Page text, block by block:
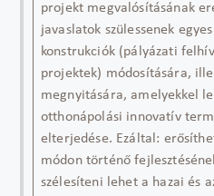
projekt megvalósításának
javaslatok szülessenek
konstrukciók (pályázati
projektek) módosítására,
megnyitására, amelyekkel
otthonápolási innovatív
elterjedése. Ezáltal:
módon történő
szélesíteni lehet a hazai és